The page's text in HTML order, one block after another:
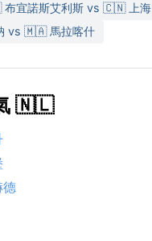
宜諾斯艾利斯 vs 🇨🇳 上海
vs 🇲🇦 馬拉喀什
氣 🇳🇱
德